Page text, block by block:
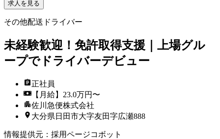
求人を見る
その他配送ドライバー
未経験歓迎！免許取得支援｜上場グル
ープでドライバーデビュー
正社員
【月給】23.0万円〜
佐川急便株式会社
大分県日田市大字友田字広瀬888
情報提供元 ： 採用ページコボット